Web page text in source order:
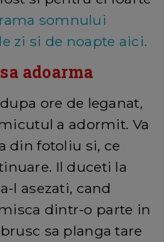
somnului
zi si de noapte aici.
adoarma
ore de leganat,
a adormit. Va
din fotoliu si, ce
Il duceti la
l asezati, cand
dintr-o parte in
sa planga tare